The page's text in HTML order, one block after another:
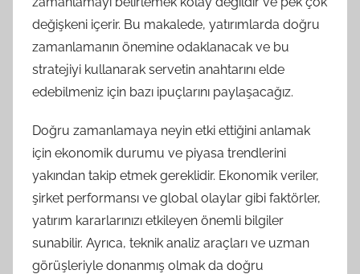
değişkeni içerir. Bu makalede, yatırımlarda doğru
zamanlamanın önemine odaklanacak ve bu
stratejiyi kullanarak servetin anahtarını elde
edebilmeniz için bazı ipuçlarını paylaşacağız.
Doğru zamanlamaya neyin etki ettiğini anlamak
için ekonomik durumu ve piyasa trendlerini
yakından takip etmek gereklidir. Ekonomik veriler,
şirket performansı ve global olaylar gibi faktörler,
yatırım kararlarınızı etkileyen önemli bilgiler
sunabilir. Ayrıca, teknik analiz araçları ve uzman
görüşleriyle donanmış olmak da doğru